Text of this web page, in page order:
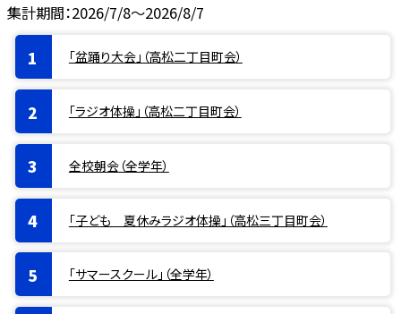
集計期間：2026/7/8～2026/8/7
「盆踊り大会」（高松二丁目町会）
「ラジオ体操」（高松二丁目町会）
全校朝会（全学年）
「子ども 夏休みラジオ体操」（高松三丁目町会）
「サマースクール」（全学年）